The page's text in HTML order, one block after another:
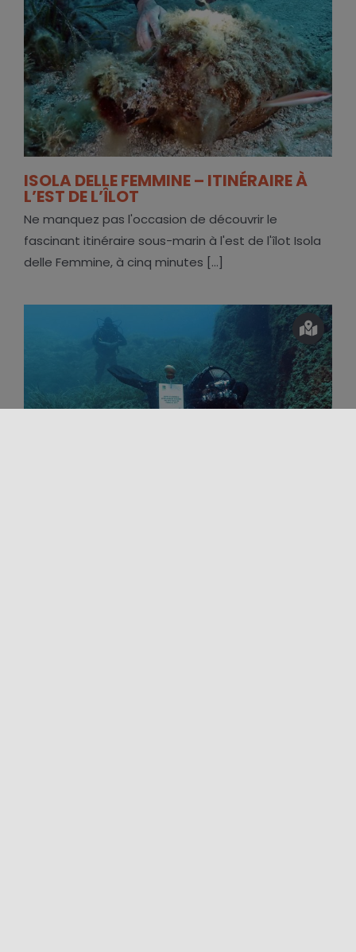
ISOLA DELLE FEMMINE – ITINÉRAIRE À
L’EST DE L’ÎLOT
Ne manquez pas l'occasion de découvrir le
fascinant itinéraire sous-marin à l'est de l'îlot Isola
delle Femmine, à cinq minutes [...]